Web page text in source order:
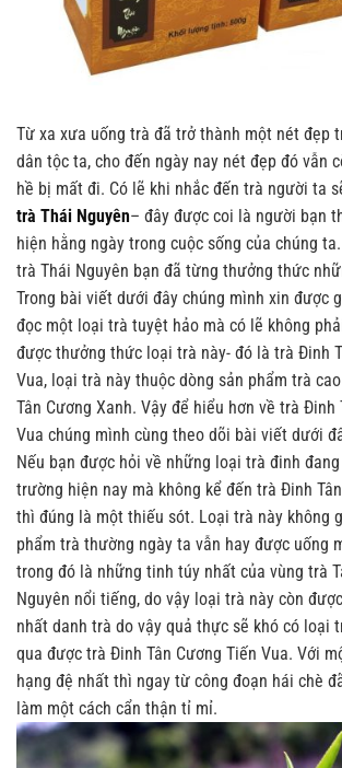
Từ xa xưa uống trà đã trở thành một nét đẹp
dân tộc ta, cho đến ngày nay nét đẹp đó vẫn
hề bị mất đi. Có lẽ khi nhắc đến trà người ta
trà Thái Nguyên– đây được coi là người bạn
hiện hằng ngày trong cuộc sống của chúng
trà Thái Nguyên bạn đã từng thưởng thức
Trong bài viết dưới đây chúng mình xin được
đọc một loại trà tuyệt hảo mà có lẽ không
được thưởng thức loại trà này- đó là trà Đinh
Vua, loại trà này thuộc dòng sản phẩm trà
Tân Cương Xanh. Vậy để hiểu hơn về trà Đinh
Vua chúng mình cùng theo dõi bài viết dưới
Nếu bạn được hỏi về những loại trà đinh
trường hiện nay mà không kể đến trà Đinh
thì đúng là một thiếu sót. Loại trà này không
phẩm trà thường ngày ta vẫn hay được uống
trong đó là những tinh túy nhất của vùng trà
Nguyên nổi tiếng, do vậy loại trà này còn
nhất danh trà do vậy quả thực sẽ khó có loại
qua được trà Đinh Tân Cương Tiến Vua. Với
hạng đệ nhất thì ngay từ công đoạn hái chè
làm một cách cẩn thận tỉ mỉ.